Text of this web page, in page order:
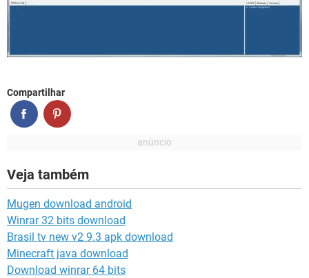
Compartilhar
Veja também
Mugen download android
Winrar 32 bits download
Brasil tv new v2 9.3 apk download
Minecraft java download
Download winrar 64 bits